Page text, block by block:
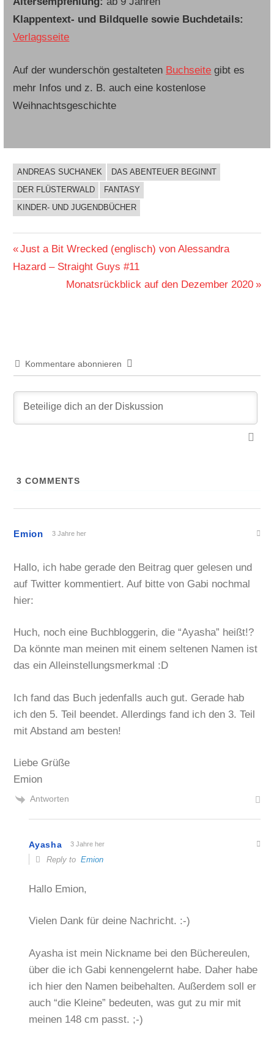
Klappentext- und Bildquelle sowie Buchdetails:
Verlagsseite
Auf der wunderschön gestalteten Buchseite gibt es
mehr Infos und z. B. auch eine kostenlose
Weihnachtsgeschichte
BUCHIGES
ANDREAS SUCHANEK
DAS ABENTEUER BEGINNT
DER FLÜSTERWALD
FANTASY
KINDER- UND JUGENDBÜCHER
Beitragsnavigation
Vorheriger
Beitrag:
Just a Bit Wrecked (englisch) von Alessandra
Hazard – Straight Guys #11
Nächster
Monatsrückblick auf den Dezember 2020
Kommentare abonnieren
3 COMMENTS
Emion 3 Jahre her
Hallo, ich habe gerade den Beitrag quer gelesen und
auf Twitter kommentiert. Auf bitte von Gabi nochmal
hier:
Huch, noch eine Buchbloggerin, die “Ayasha” heißt!?
Da könnte man meinen mit einem seltenen Namen ist
das ein Alleinstellungsmerkmal :D
Ich fand das Buch jedenfalls auch gut. Gerade hab
ich den 5. Teil beendet. Allerdings fand ich den 3. Teil
mit Abstand am besten!
Liebe Grüße
Emion
Antworten
Ayasha 3 Jahre her
Reply toEmion
Hallo Emion,
Vielen Dank für deine Nachricht. :-)
Ayasha ist mein Nickname bei den Büchereulen,
über die ich Gabi kennengelernt habe. Daher habe
ich hier den Namen beibehalten. Außerdem soll er
auch “die Kleine” bedeuten, was gut zu mir mit
meinen 148 cm passt. ;-)